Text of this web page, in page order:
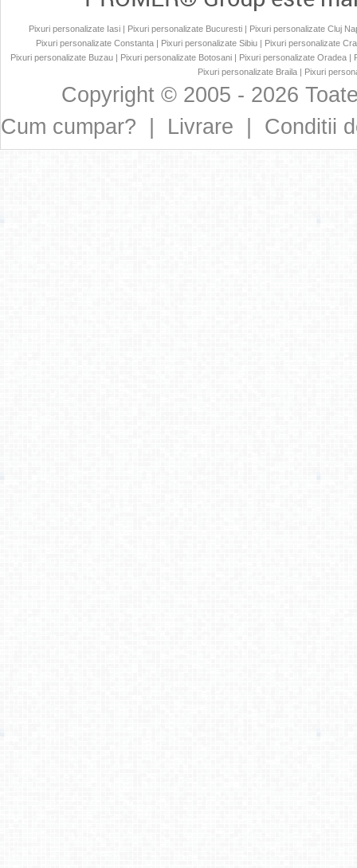
Pixuri personalizate Iasi| Pixuri personalizate Bucuresti| Pixuri personalizate Cluj
Pixuri personalizate Constanta | Pixuri personalizate Sibiu | Pixuri personalizate
Pixuri personalizate Buzau| Pixuri personalizate Botosani| Pixuri personalizate Oradea|
Pixuri personalizate Braila| Pixuri
Copyright © 2005 - 2026
Cum cumpar?
Livrare Conditii